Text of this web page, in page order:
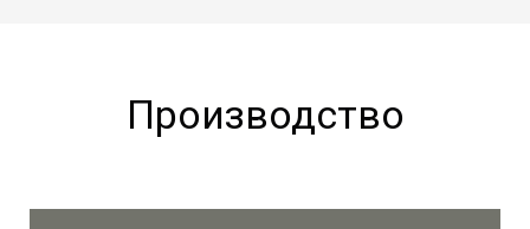
Производство